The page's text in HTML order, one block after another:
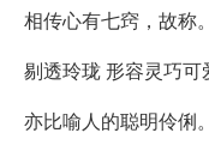
相传心有七窍，故称。
剔透玲珑 形容灵巧可
亦比喻人的聪明伶俐。